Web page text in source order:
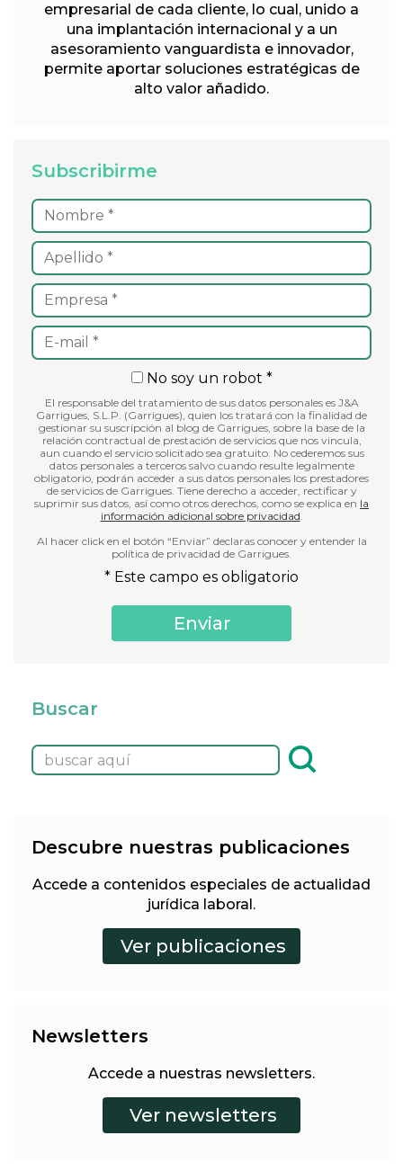
empresarial de cada cliente, lo cual, unido a
una implantación internacional y a un
asesoramiento vanguardista e innovador,
permite aportar soluciones estratégicas de
alto valor añadido.
Subscribirme
No soy un robot *
El responsable del tratamiento de sus datos personales es J&A
Garrigues, S.L.P. (Garrigues), quien los tratará con la finalidad de
gestionar su suscripción al blog de Garrigues, sobre la base de la
relación contractual de prestación de servicios que nos vincula,
aun cuando el servicio solicitado sea gratuito. No cederemos sus
datos personales a terceros salvo cuando resulte legalmente
obligatorio, podrán acceder a sus datos personales los prestadores
de servicios de Garrigues. Tiene derecho a acceder, rectificar y
suprimir sus datos, así como otros derechos, como se explica en la
información adicional sobre privacidad.
Al hacer click en el botón “Enviar” declaras conocer y entender la
política de privacidad de Garrigues.
* Este campo es obligatorio
Buscar
Descubre nuestras publicaciones
Accede a contenidos especiales de actualidad
jurídica laboral.
Newsletters
Accede a nuestras newsletters.